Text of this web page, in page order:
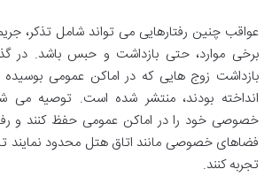
عواقب چنین رفتارهایی می تواند شامل تذکر،
برخی موارد، حتی بازداشت و حبس باشد. در
بازداشت زوج هایی که در اماکن عمومی
انداخته بودند، منتشر شده است. توصیه می
خصوصی خود را در اماکن عمومی حفظ کنند و
فضاهای خصوصی مانند اتاق هتل محدود نمایند
تجربه کنند.